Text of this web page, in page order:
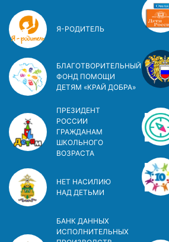
Я-РОДИТЕЛЬ
БЛАГОТВОРИТЕЛЬНЫЙ
ФОНД ПОМОЩИ
ДЕТЯМ «КРАЙ ДОБРА»
ПРЕЗИДЕНТ
РОССИИ
ГРАЖДАНАМ
ШКОЛЬНОГО
ВОЗРАСТА
НЕТ НАСИЛИЮ
НАД ДЕТЬМИ
БАНК ДАННЫХ
ИСПОЛНИТЕЛЬНЫХ